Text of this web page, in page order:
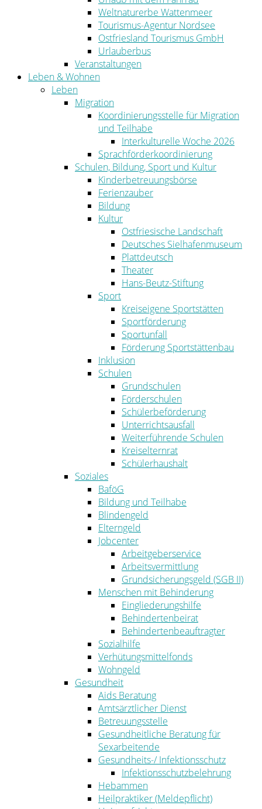
Weltnaturerbe Wattenmeer
Tourismus-Agentur Nordsee
Ostfriesland Tourismus GmbH
Urlauberbus
Veranstaltungen
Leben & Wohnen
Leben
Migration
Koordinierungsstelle für Migration
und Teilhabe
Interkulturelle Woche 2026
Sprachförderkoordinierung
Schulen, Bildung, Sport und Kultur
Kinderbetreuungsbörse
Ferienzauber
Bildung
Kultur
Ostfriesische Landschaft
Deutsches Sielhafenmuseum
Plattdeutsch
Theater
Hans-Beutz-Stiftung
Sport
Kreiseigene Sportstätten
Sportförderung
Sportunfall
Förderung Sportstättenbau
Inklusion
Schulen
Grundschulen
Förderschulen
Schülerbeförderung
Unterrichtsausfall
Weiterführende Schulen
Kreiselternrat
Schülerhaushalt
Soziales
BaföG
Bildung und Teilhabe
Blindengeld
Elterngeld
Jobcenter
Arbeitgeberservice
Arbeitsvermittlung
Grundsicherungsgeld (SGB II)
Menschen mit Behinderung
Eingliederungshilfe
Behindertenbeirat
Behindertenbeauftragter
Sozialhilfe
Verhütungsmittelfonds
Wohngeld
Gesundheit
Aids Beratung
Amtsärztlicher Dienst
Betreuungsstelle
Gesundheitliche Beratung für
Sexarbeitende
Gesundheits-/ Infektionsschutz
Infektionsschutzbelehrung
Hebammen
Heilpraktiker (Meldepflicht)